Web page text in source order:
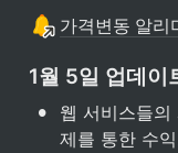
가격변동 알리
1월 5일 업데이
•
웹 서비스들
제를 통한 수